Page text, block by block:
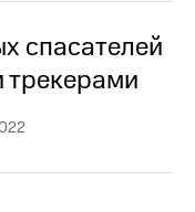
спасателей